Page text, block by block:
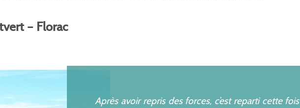
– Florac
Après avoir repris des forces, c’est reparti cette fois